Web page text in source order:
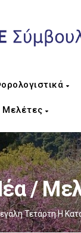
Μελέτες
/
Τετάρτη Η